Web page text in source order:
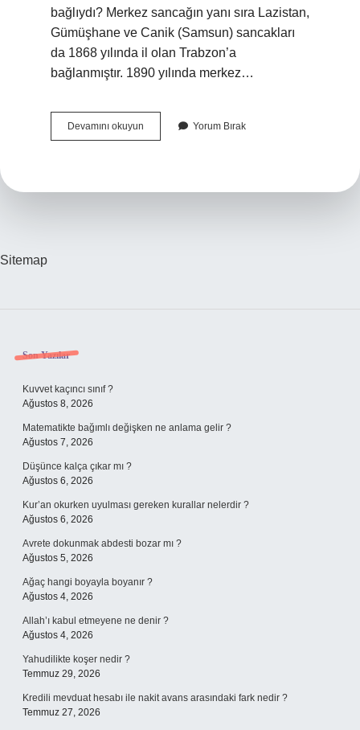
bağlıydı? Merkez sancağın yanı sıra Lazistan,
Gümüşhane ve Canik (Samsun) sancakları
da 1868 yılında il olan Trabzon’a
bağlanmıştır. 1890 yılında merkez…
Devamını okuyun
Eskiden
Yorum Bırak
Sitemap
Sidebar
Son Yazılar
Kuvvet kaçıncı sınıf ?
Ağustos 8, 2026
Matematikte bağımlı değişken ne anlama gelir ?
Ağustos 7, 2026
Düşünce kalça çıkar mı ?
Ağustos 6, 2026
Kur’an okurken uyulması gereken kurallar nelerdir ?
Ağustos 6, 2026
Avrete dokunmak abdesti bozar mı ?
Ağustos 5, 2026
Ağaç hangi boyayla boyanır ?
Ağustos 4, 2026
Allah’ı kabul etmeyene ne denir ?
Ağustos 4, 2026
Yahudilikte koşer nedir ?
Temmuz 29, 2026
Kredili mevduat hesabı ile nakit avans arasındaki fark nedir ?
Temmuz 27, 2026